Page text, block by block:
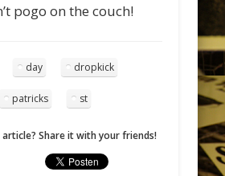
pogo on the couch!
day dropkick
patricks st
Share it with your friends!